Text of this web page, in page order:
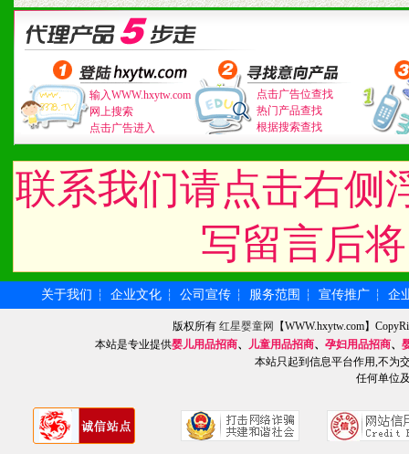
九、加盟优势
1、广告企划支持：产品手
品全面配赠，免费提供软
册、专柜咨询手册等各种
2、市场保护支持：供优质
统一底价供货、严格保证
3、对代理商、经销商提供
单，税务发票，产品质量
4、营销技术支持：因地
专柜、社区、HS、名人营
5、返利奖励支持：累计进
输入WWW.hxytw.com
网上搜索
点击广告进入
点击广告位查找
热门产品查找
根据搜索查找
联系我们请点击右侧
写留言后
关于我们 ┆ 企业文化 ┆ 公司宣传 ┆ 服务范围 ┆ 宣传推广 ┆ 企
版权所有红星婴童网
【WWW.hxytw.com】
本站是专业提供婴儿用品招商、 儿童用品招商、 孕妇用品招商、
本站只起到信息平台作用,不为
任何单位